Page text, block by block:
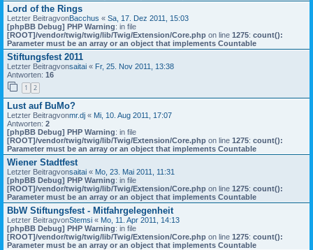
Lord of the Rings
Letzter BeitragvonBacchus « Sa, 17. Dez 2011, 15:03
[phpBB Debug] PHP Warning: in file
[ROOT]/vendor/twig/twig/lib/Twig/Extension/Core.php on line 1275: count():
Parameter must be an array or an object that implements Countable
Stiftungsfest 2011
Letzter Beitragvonsaitai « Fr, 25. Nov 2011, 13:38
Antworten: 16
1 2
Lust auf BuMo?
Letzter Beitragvonmr.dj « Mi, 10. Aug 2011, 17:07
Antworten: 2
[phpBB Debug] PHP Warning: in file
[ROOT]/vendor/twig/twig/lib/Twig/Extension/Core.php on line 1275: count():
Parameter must be an array or an object that implements Countable
Wiener Stadtfest
Letzter Beitragvonsaitai « Mo, 23. Mai 2011, 11:31
[phpBB Debug] PHP Warning: in file
[ROOT]/vendor/twig/twig/lib/Twig/Extension/Core.php on line 1275: count():
Parameter must be an array or an object that implements Countable
BbW Stiftungsfest - Mitfahrgelegenheit
Letzter BeitragvonStemsi « Mo, 11. Apr 2011, 14:13
[phpBB Debug] PHP Warning: in file
[ROOT]/vendor/twig/twig/lib/Twig/Extension/Core.php on line 1275: count():
Parameter must be an array or an object that implements Countable